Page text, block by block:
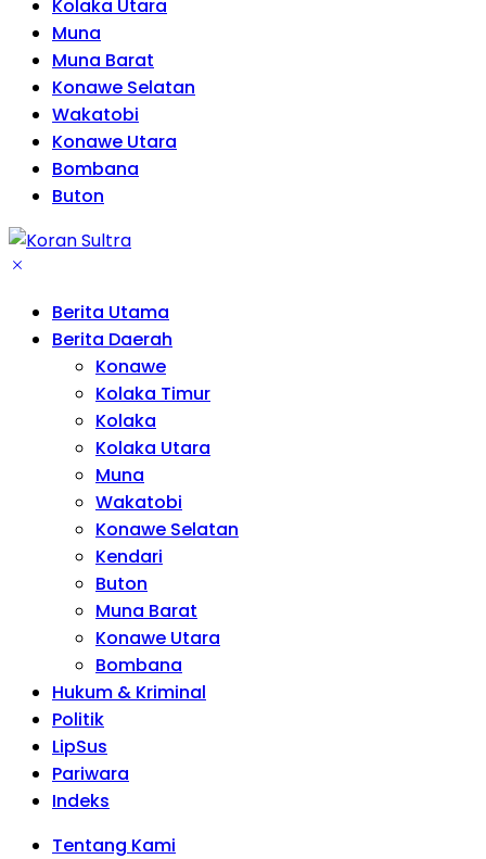
Kolaka Utara
Muna
Muna Barat
Konawe Selatan
Wakatobi
Konawe Utara
Bombana
Buton
Berita Utama
Berita Daerah
Konawe
Kolaka Timur
Kolaka
Kolaka Utara
Muna
Wakatobi
Konawe Selatan
Kendari
Buton
Muna Barat
Konawe Utara
Bombana
Hukum & Kriminal
Politik
LipSus
Pariwara
Indeks
Tentang Kami